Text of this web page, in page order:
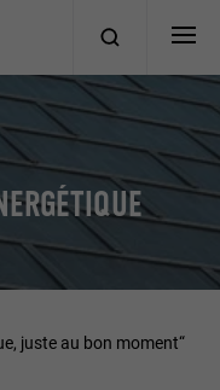
juste au bon moment“